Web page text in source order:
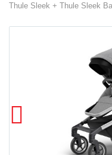
Thule Sleek + Thule Sleek